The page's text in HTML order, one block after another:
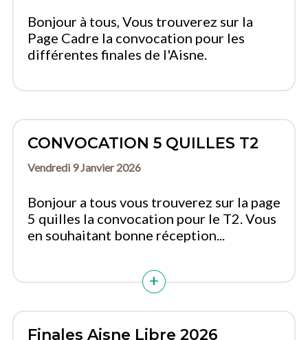
Bonjour à tous, Vous trouverez sur la
Page Cadre la convocation pour les
différentes finales de l'Aisne.
CONVOCATION 5 QUILLES T2
Vendredi 9 Janvier 2026
Bonjour a tous vous trouverez sur la page
5 quilles la convocation pour le T2. Vous
en souhaitant bonne réception...
Finales Aisne Libre 2026